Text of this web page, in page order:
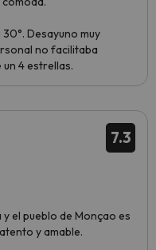
Desayuno muy
no facilitaba
4 estrellas.
7.3
el pueblo de Monçao es
y amable.